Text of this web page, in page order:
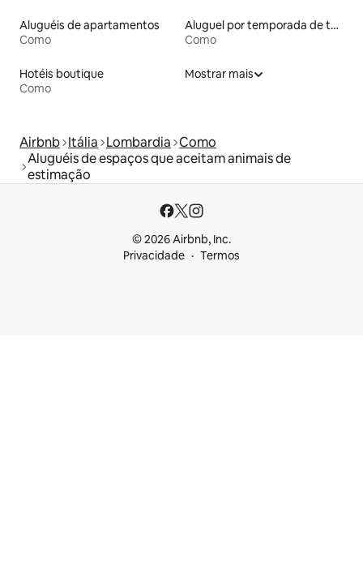
Aluguéis de apartamentos
Como
Aluguel por temporada de townhouses
Como
Hotéis boutique
Como
Mostrar mais
Airbnb Itália Lombardia Como
Aluguéis de espaços que aceitam animais de
estimação
© 2026 Airbnb, Inc.
Privacidade
Termos